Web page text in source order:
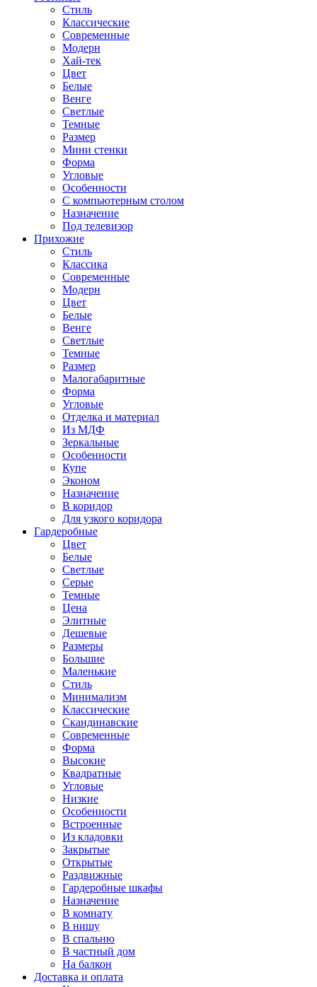
Стиль
Классические
Современные
Модерн
Хай-тек
Цвет
Белые
Венге
Светлые
Темные
Размер
Мини стенки
Форма
Угловые
Особенности
С компьютерным столом
Назначение
Под телевизор
Прихожие
Стиль
Классика
Современные
Модерн
Цвет
Белые
Венге
Светлые
Темные
Размер
Малогабаритные
Форма
Угловые
Отделка и материал
Из МДФ
Зеркальные
Особенности
Купе
Эконом
Назначение
В коридор
Для узкого коридора
Гардеробные
Цвет
Белые
Светлые
Серые
Темные
Цена
Элитные
Дешевые
Размеры
Большие
Маленькие
Стиль
Минимализм
Классические
Скандинавские
Современные
Форма
Высокие
Квадратные
Угловые
Низкие
Особенности
Встроенные
Из кладовки
Закрытые
Открытые
Раздвижные
Гардеробные шкафы
Назначение
В комнату
В нишу
В спальню
В частный дом
На балкон
Доставка и оплата